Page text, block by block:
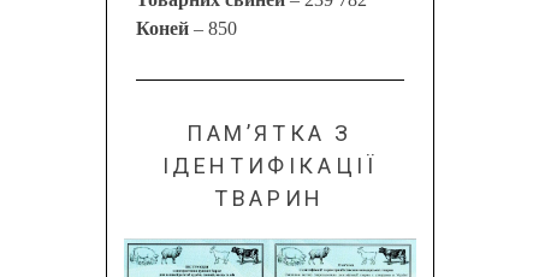
Коней– 850
ПАМ’ЯТКА З
ІДЕНТИФІКАЦІЇ
ТВАРИН